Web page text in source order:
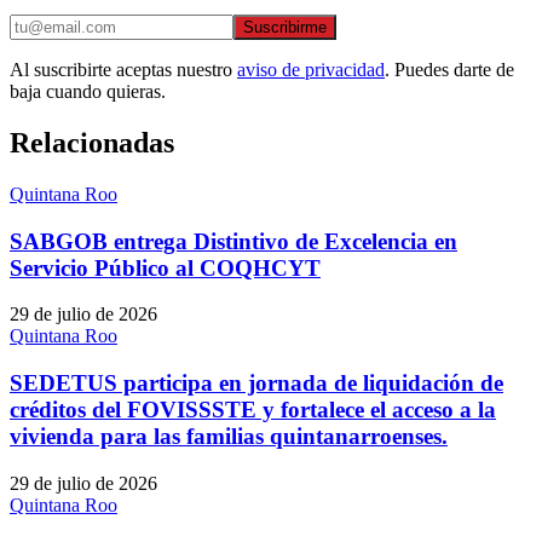
Suscribirme
Al suscribirte aceptas nuestro aviso de privacidad. Puedes darte de
baja cuando quieras.
Relacionadas
Quintana Roo
SABGOB entrega Distintivo de Excelencia en
Servicio Público al COQHCYT
29 de julio de 2026
Quintana Roo
SEDETUS participa en jornada de liquidación de
créditos del FOVISSSTE y fortalece el acceso a la
vivienda para las familias quintanarroenses.
29 de julio de 2026
Quintana Roo